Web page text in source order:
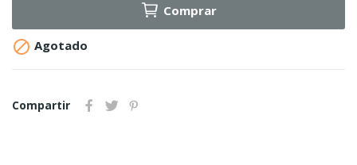
Comprar
 Agotado
Compartir